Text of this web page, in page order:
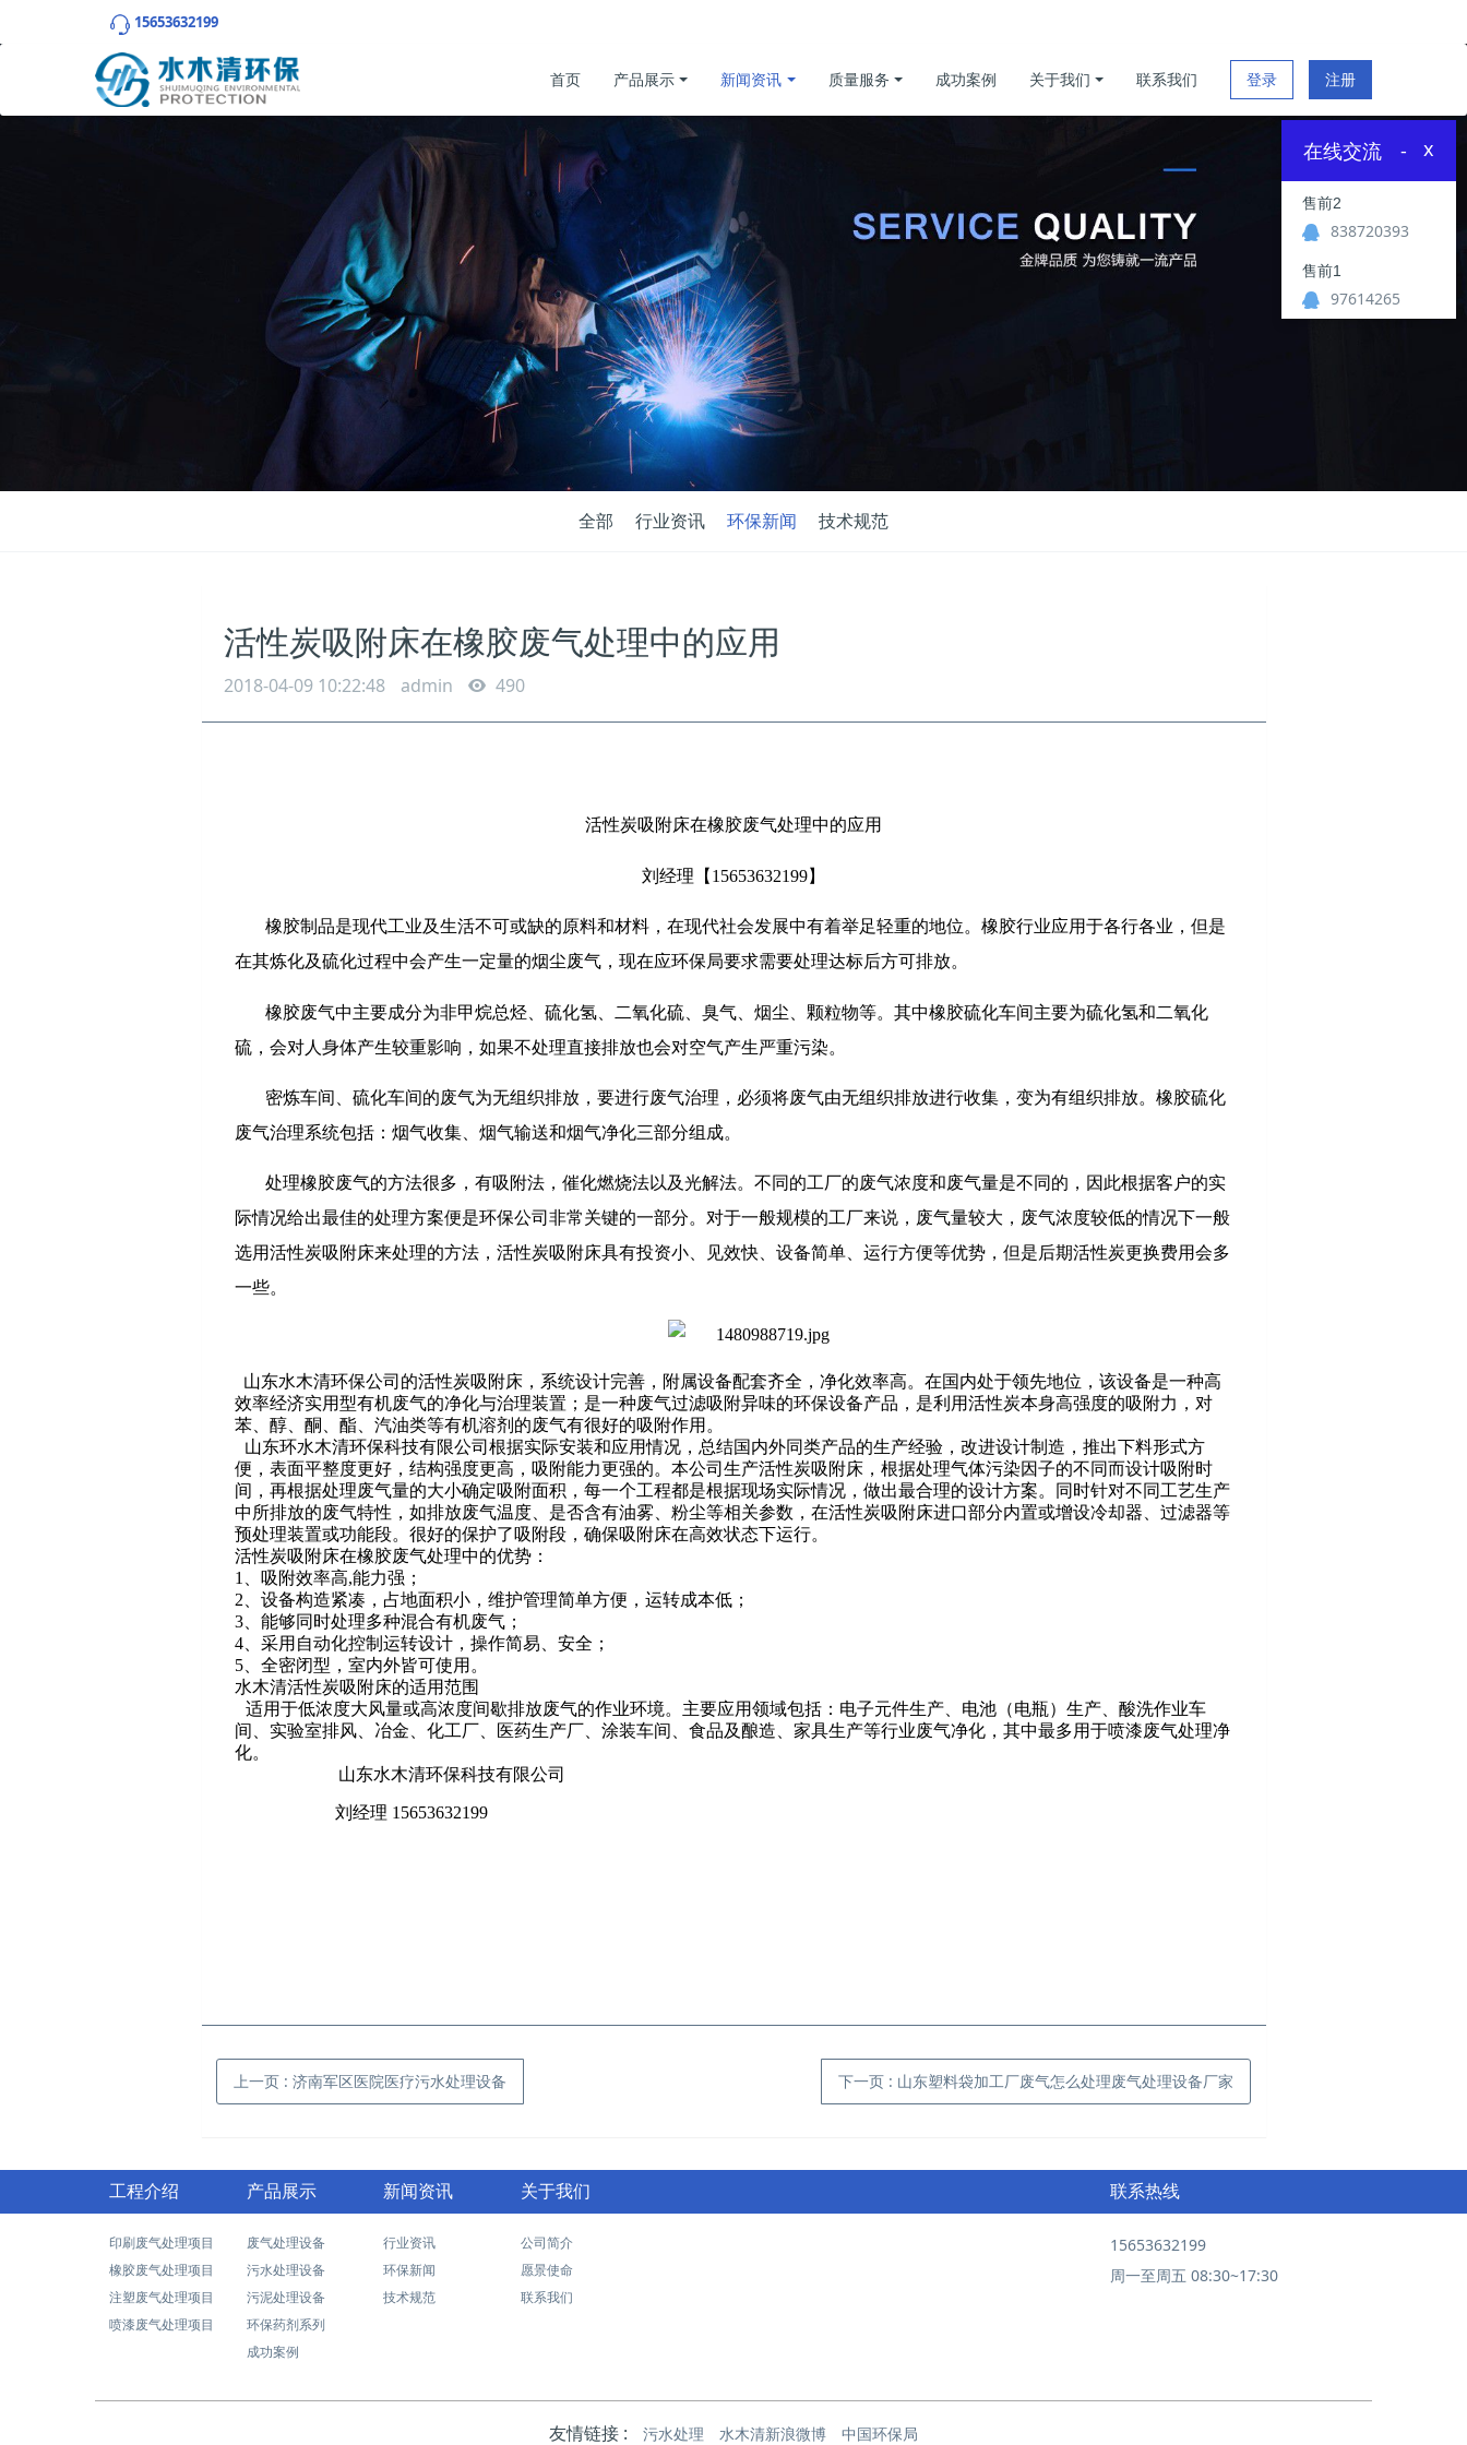
15653632199
登录 注册
首页 产品展示 新闻资讯 质量服务 成功案例 关于我们 联系我们
全部 行业资讯 环保新闻 技术规范
活性炭吸附床在橡胶废气处理中的应用
2018-04-09 10:22:48 admin 490
活性炭吸附床在橡胶废气处理中的应用
刘经理【15653632199】
橡胶制品是现代工业及生活不可或缺的原料和材料，在现代社会发展中有着举足轻重的地位。橡胶行业应用于各行各业，但是
在其炼化及硫化过程中会产生一定量的烟尘废气，现在应环保局要求需要处理达标后方可排放。
橡胶废气中主要成分为非甲烷总烃、硫化氢、二氧化硫、臭气、烟尘、颗粒物等。其中橡胶硫化车间主要为硫化氢和二氧化
硫，会对人身体产生较重影响，如果不处理直接排放也会对空气产生严重污染。
密炼车间、硫化车间的废气为无组织排放，要进行废气治理，必须将废气由无组织排放进行收集，变为有组织排放。橡胶硫化
废气治理系统包括：烟气收集、烟气输送和烟气净化三部分组成。
处理橡胶废气的方法很多，有吸附法，催化燃烧法以及光解法。不同的工厂的废气浓度和废气量是不同的，因此根据客户的实
际情况给出最佳的处理方案便是环保公司非常关键的一部分。对于一般规模的工厂来说，废气量较大，废气浓度较低的情况下一般
选用活性炭吸附床来处理的方法，活性炭吸附床具有投资小、见效快、设备简单、运行方便等优势，但是后期活性炭更换费用会多
一些。
山东水木清环保公司的活性炭吸附床，系统设计完善，附属设备配套齐全，净化效率高。在国内处于领先地位，该设备是一种高
效率经济实用型有机废气的净化与治理装置；是一种废气过滤吸附异味的环保设备产品，是利用活性炭本身高强度的吸附力，对
苯、醇、酮、酯、汽油类等有机溶剂的废气有很好的吸附作用。
山东环水木清环保科技有限公司根据实际安装和应用情况，总结国内外同类产品的生产经验，改进设计制造，推出下料形式方
便，表面平整度更好，结构强度更高，吸附能力更强的。本公司生产活性炭吸附床，根据处理气体污染因子的不同而设计吸附时
间，再根据处理废气量的大小确定吸附面积，每一个工程都是根据现场实际情况，做出最合理的设计方案。同时针对不同工艺生产
中所排放的废气特性，如排放废气温度、是否含有油雾、粉尘等相关参数，在活性炭吸附床进口部分内置或增设冷却器、过滤器等
预处理装置或功能段。很好的保护了吸附段，确保吸附床在高效状态下运行。
活性炭吸附床在橡胶废气处理中的优势：
1、吸附效率高,能力强；
2、设备构造紧凑，占地面积小，维护管理简单方便，运转成本低；
3、能够同时处理多种混合有机废气；
4、采用自动化控制运转设计，操作简易、安全；
5、全密闭型，室内外皆可使用。
水木清活性炭吸附床的适用范围
适用于低浓度大风量或高浓度间歇排放废气的作业环境。主要应用领域包括：电子元件生产、电池（电瓶）生产、酸洗作业车
间、实验室排风、冶金、化工厂、医药生产厂、涂装车间、食品及酿造、家具生产等行业废气净化，其中最多用于喷漆废气处理净
化。
山东水木清环保科技有限公司
刘经理 15653632199
上一页 : 济南军区医院医疗污水处理设备 下一页 : 山东塑料袋加工厂废气怎么处理废气处理设备厂家
工程介绍
印刷废气处理项目
橡胶废气处理项目
注塑废气处理项目
喷漆废气处理项目
产品展示
废气处理设备
污水处理设备
污泥处理设备
环保药剂系列
成功案例
新闻资讯
行业资讯
环保新闻
技术规范
关于我们
公司简介
愿景使命
联系我们
联系热线
15653632199
周一至周五 08:30~17:30
友情链接 : 污水处理 水木清新浪微博 中国环保局
在线交流 x
-
售前2
838720393
售前1
97614265